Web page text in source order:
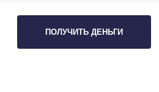
ПОЛУЧИТЬ ДЕНЬГИ